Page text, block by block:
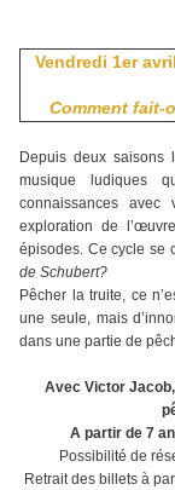
Vendredi 1er
Comment fait-
Depuis deux saisons
musique ludiques
connaissances avec
exploration de
épisodes. Ce cycle se
de Schubert?
Pêcher la truite, ce
une seule, mais
dans une partie de
Avec Victor
A partir de 7
Possibilité de
Retrait des billets à